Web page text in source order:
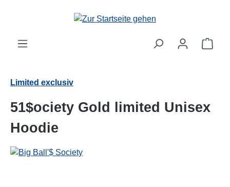
Limited exclusiv
51$ociety Gold limited Unisex
Hoodie